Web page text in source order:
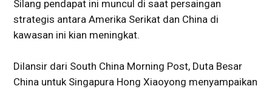
Silang pendapat ini muncul di saat persaingan
strategis antara Amerika Serikat dan China di
kawasan ini kian meningkat.
Dilansir dari South China Morning Post, Duta Besar
China untuk Singapura Hong Xiaoyong menyampaikan